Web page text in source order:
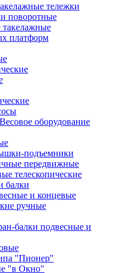
тележки
поворотные
платформ
Весовое оборудование
подъемники
передвижные
телескопические
балки
и концевые
ручные
балки подвесные и
"Пионер"
"в Окно"